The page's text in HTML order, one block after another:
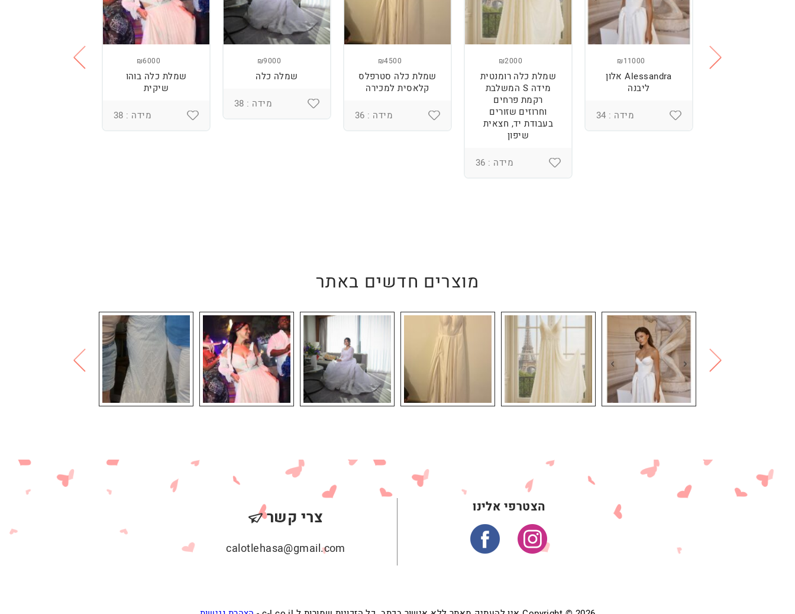
₪11000
Alessandra אלון
ליבנה
מידה : 34
₪2000
שמלת כלה רומנטית
מידה S המשלבת
רקמת פרחים
וחרוזים שזורים
בעבודת יד, חצאית
שיפון
מידה : 36
₪4500
שמלת כלה סטרפלס
קלאסית למכירה
מידה : 36
₪9000
שמלה כלה
מידה : 38
₪6000
שמלת כלה בוהו
שיקית
מידה : 38
מוצרים חדשים באתר
הצטרפי אלינו
צרי קשר
calotlehasa@gmail.com